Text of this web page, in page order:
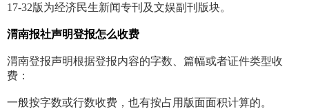
17-32版为经济民生新闻专刊及文娱副刊版块。
渭南报社声明登报怎么收费
渭南登报声明根据登报内容的字数、篇幅或者证件类型收
费：
一般按字数或行数收费，也有按占用版面面积计算的。